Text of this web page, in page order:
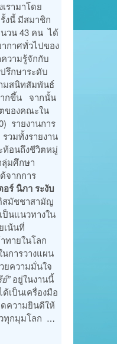
รามาโดย
งนี้ มีสมาชิก
วน 43 คน ได้
กาศทั่วไปของ
วามรู้จักกับ
รึกษาระดับ
มสนิทสัมพันธ์
กขึ้น จากนั้น
ของคณะใน
รายงานการ
วมทั้งรายงาน
ท้อนถึงชีวิตหมู่
มศึกษา
จากการ
อร์ นิภา ระงับ
สมัชชาสามัญ
นแนวทางใน
เน้นที่
ทายในโลก
การวางแผน
ยความมั่นใจ
”อยู่ในงานนี้
เป็นเครื่องมือ
ความยินดีให้
ทุกมุมโลก …